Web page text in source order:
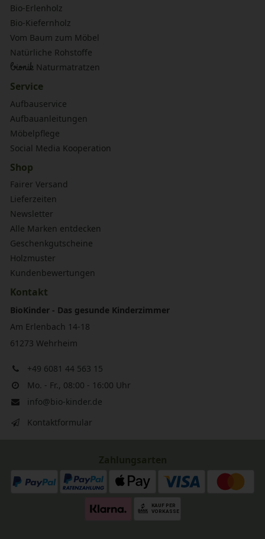
Bio-Erlenholz
Bio-Kiefernholz
Vom Baum zum Möbel
Natürliche Rohstoffe
bionik Naturmatratzen
Service
Aufbauservice
Aufbauanleitungen
Möbelpflege
Social Media Kooperation
Shop
Fairer Versand
Lieferzeiten
Newsletter
Alle Marken entdecken
Geschenkgutscheine
Holzmuster
Kundenbewertungen
Kontakt
BioKinder - Das gesunde Kinderzimmer
Am Erlenbach 14-18
61273 Wehrheim
+49 6081 44 563 15
Mo. - Fr., 08:00 - 16:00 Uhr
info@bio-kinder.de
Kontaktformular
Zahlungsarten